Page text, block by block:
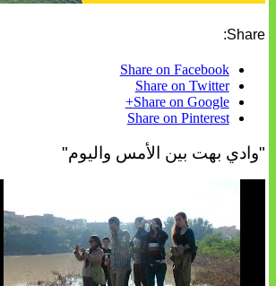
Share:
Share on Facebook
Share on Twitter
Share on Google+
Share on Pinterest
"وادي بهت بين الأمس واليوم"